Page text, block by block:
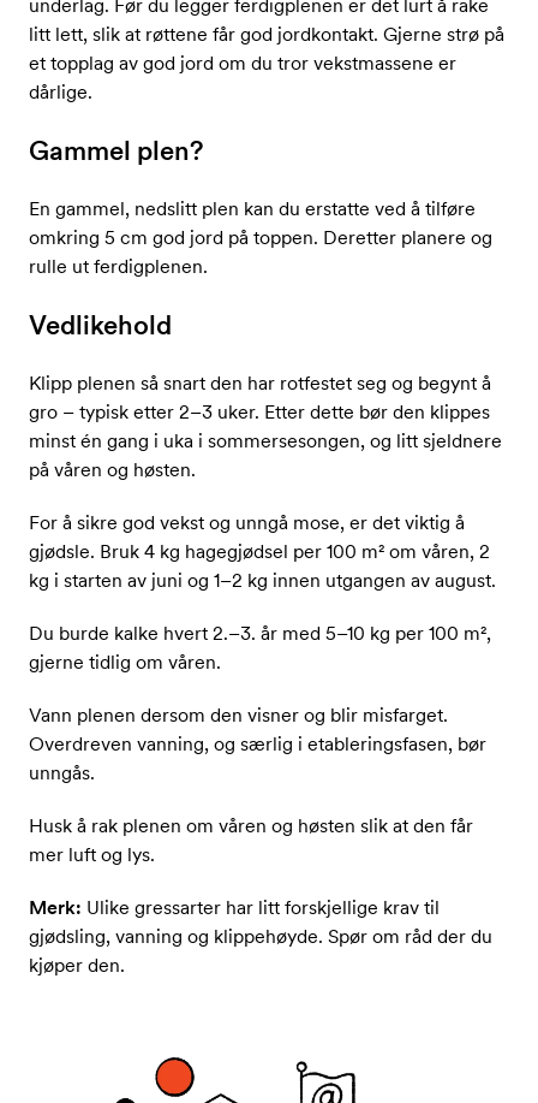
underlag. Før du legger ferdigplenen er det lurt å rake
litt lett, slik at røttene får god jordkontakt. Gjerne strø på
et topplag av god jord om du tror vekstmassene er
dårlige.
Gammel plen?
En gammel, nedslitt plen kan du erstatte ved å tilføre
omkring 5 cm god jord på toppen. Deretter planere og
rulle ut ferdigplenen.
Vedlikehold
Klipp plenen så snart den har rotfestet seg og begynt å
gro – typisk etter 2–3 uker. Etter dette bør den klippes
minst én gang i uka i sommersesongen, og litt sjeldnere
på våren og høsten.
For å sikre god vekst og unngå mose, er det viktig å
gjødsle. Bruk 4 kg hagegjødsel per 100 m² om våren, 2
kg i starten av juni og 1–2 kg innen utgangen av august.
Du burde kalke hvert 2.–3. år med 5–10 kg per 100 m²,
gjerne tidlig om våren.
Vann plenen dersom den visner og blir misfarget.
Overdreven vanning, og særlig i etableringsfasen, bør
unngås.
Husk å rak plenen om våren og høsten slik at den får
mer luft og lys.
Merk: Ulike gressarter har litt forskjellige krav til
gjødsling, vanning og klippehøyde. Spør om råd der du
kjøper den.